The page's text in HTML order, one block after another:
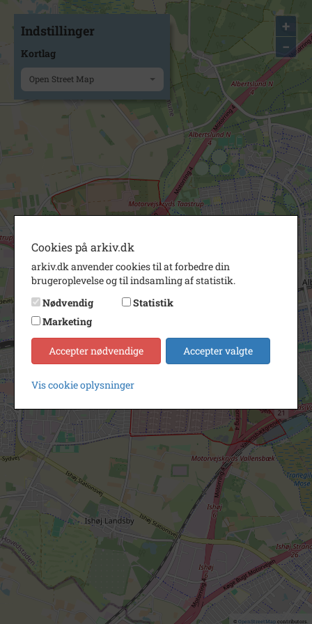
+
−
© OpenStreetMapcontributors.
Indstillinger
Kortlag
Open Street Map
Cookies på arkiv.dk
arkiv.dk anvender cookies til at forbedre din
brugeroplevelse og til indsamling af statistik.
Nødvendig
Statistik
Marketing
Accepter nødvendige Accepter valgte
Vis cookie oplysninger